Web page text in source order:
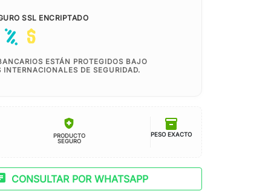
SSL ENCRIPTADO
ESTÁN PROTEGIDOS BAJO
INTERNACIONALES DE SEGURIDAD.
health_and_safety
PRODUCTO
SEGURO
inventory_2
PESO EXACTO
CONSULTAR POR WHATSAPP